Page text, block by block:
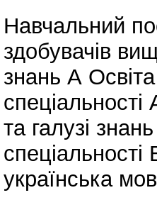
Навчальний
здобувачів
знань А
та галузі
спеціальності
українська